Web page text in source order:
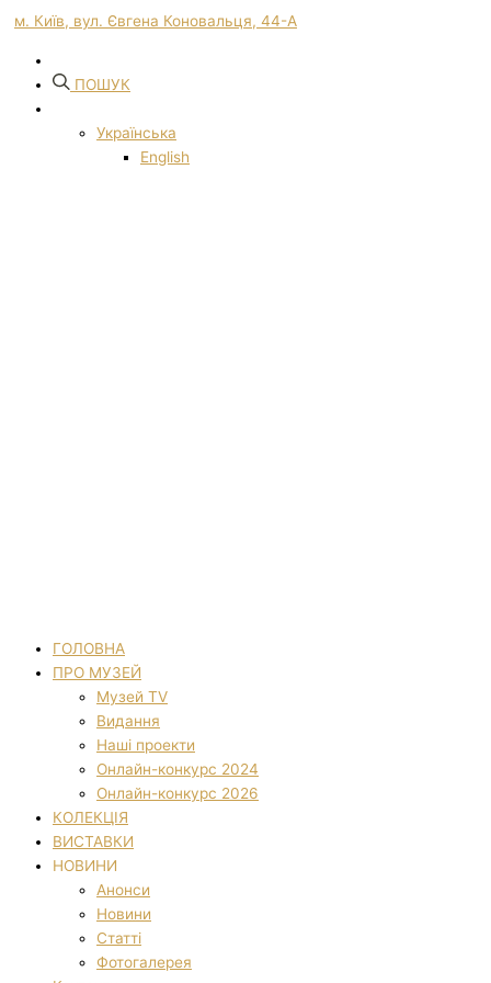
м. Київ, вул. Євгена Коновальця, 44-А
ПОШУК
Українська
English
ГОЛОВНА
ПРО МУЗЕЙ
Музей TV
Видання
Наші проекти
Онлайн-конкурс 2024
Онлайн-конкурс 2026
КОЛЕКЦІЯ
ВИСТАВКИ
НОВИНИ
Анонси
Новини
Статті
Фотогалерея